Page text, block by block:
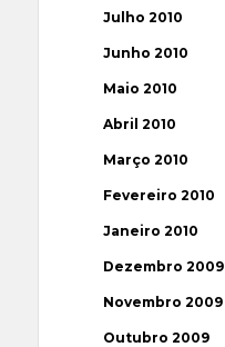
Julho 2010
Junho 2010
Maio 2010
Abril 2010
Março 2010
Fevereiro 2010
Janeiro 2010
Dezembro 2009
Novembro 2009
Outubro 2009